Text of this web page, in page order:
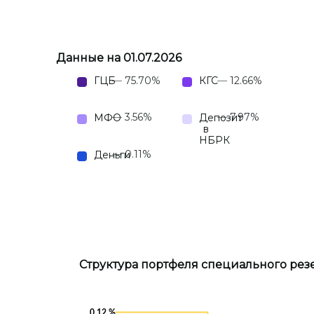
Данные на 01.07.2026
ГЦБ 75.70% КГС 12.66%
МФО 3.56%
Депозит
в
НБРК
7.97%
Деньги0.11%
Структура портфеля специального